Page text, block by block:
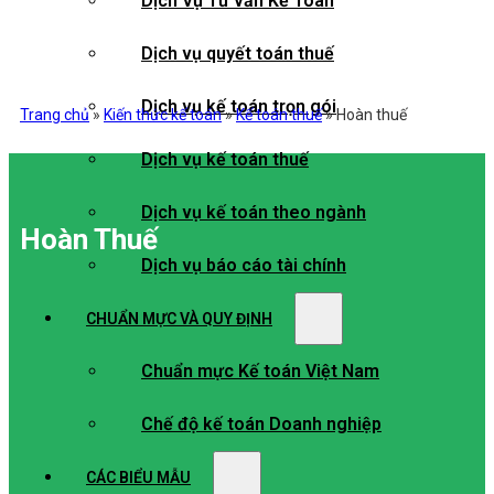
Dịch vụ quyết toán thuế
Dịch vụ kế toán trọn gói
Dịch vụ kế toán thuế
Dịch vụ kế toán theo ngành
Dịch vụ báo cáo tài chính
CHUẨN MỰC VÀ QUY ĐỊNH
Chuẩn mực Kế toán Việt Nam
Chế độ kế toán Doanh nghiệp
CÁC BIỂU MẪU
Trang chủ» Kiến thức kế toán»Kế toán thuế»Hoàn thuế
Hoàn Thuế